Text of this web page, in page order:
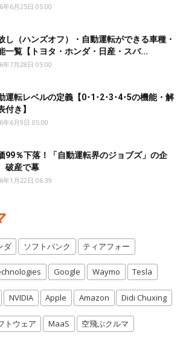
年6月25日 05:00
し（ハンズオフ）・自動運転ができる車種・
一覧【トヨタ・ホンダ・日産・スバ...
年7月28日 05:00
運転レベルの定義【0･1･2･3･4･5の機能・解
付き】
年6月9日 05:00
99％下落！「自動運転界のジョブズ」の企
破産で幕
年1月22日 06:39
ダ ソフトバンク ティアフォー
Google Waymo Tesla
NVIDIA Apple Amazon Didi Chuxing
トウェア MaaS 空飛ぶクルマ